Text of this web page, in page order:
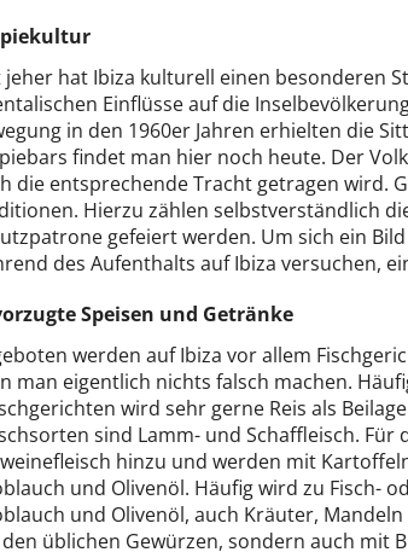
jeher hat Ibiza kulturell einen besonderen
Einflüsse auf die
in den 1960er Jahren erhielten die
findet man hier noch heute. Der
die entsprechende Tracht getragen wird.
Hierzu zählen selbstverständlich
gefeiert werden. Um sich ein
des Aufenthalts auf Ibiza versuchen,
Speisen und Getränke
werden auf Ibiza vor allem
man eigentlich nichts falsch machen.
wird sehr gerne Reis als
sind Lamm- und Schaffleisch.
hinzu und werden mit
und Olivenöl. Häufig wird zu Fisch-
und Olivenöl, auch Kräuter,
üblichen Gewürzen, sondern auch mit